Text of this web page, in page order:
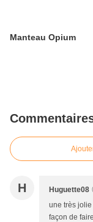
Manteau Opium
H Huguette08
une très
façon de